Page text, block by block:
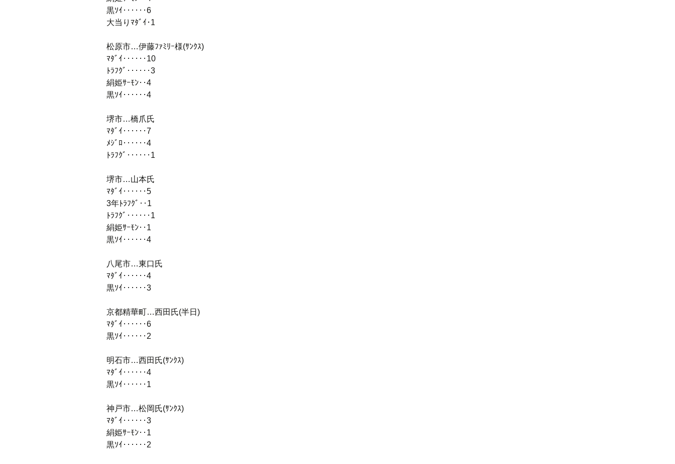
黒ｿｲ‥‥‥6
大当りﾏﾀﾞｲ･1
松原市…伊藤ﾌｧﾐﾘｰ様(ｻﾝｸｽ)
ﾏﾀﾞｲ‥‥‥10
ﾄﾗﾌｸﾞ‥‥‥3
絹姫ｻｰﾓﾝ‥4
黒ｿｲ‥‥‥4
堺市…橋爪氏
ﾏﾀﾞｲ‥‥‥7
ﾒｼﾞﾛ‥‥‥4
ﾄﾗﾌｸﾞ‥‥‥1
堺市…山本氏
ﾏﾀﾞｲ‥‥‥5
3年ﾄﾗﾌｸﾞ‥1
ﾄﾗﾌｸﾞ‥‥‥1
絹姫ｻｰﾓﾝ‥1
黒ｿｲ‥‥‥4
八尾市…東口氏
ﾏﾀﾞｲ‥‥‥4
黒ｿｲ‥‥‥3
京都精華町…西田氏(半日)
ﾏﾀﾞｲ‥‥‥6
黒ｿｲ‥‥‥2
明石市…西田氏(ｻﾝｸｽ)
ﾏﾀﾞｲ‥‥‥4
黒ｿｲ‥‥‥1
神戸市…松岡氏(ｻﾝｸｽ)
ﾏﾀﾞｲ‥‥‥3
絹姫ｻｰﾓﾝ‥1
黒ｿｲ‥‥‥2